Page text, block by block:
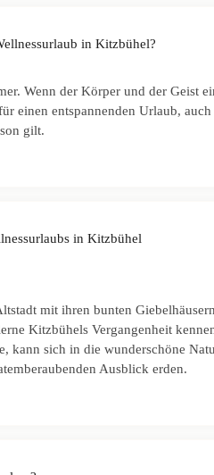
in Kitzbühel?
Wenn der Körper und der Geist
einen entspannenden Urlaub, auch
gilt.
in Kitzbühel
mit ihren bunten
Kitzbühels Vergangenheit
kann sich in die wunderschöne
Ausblick erden.